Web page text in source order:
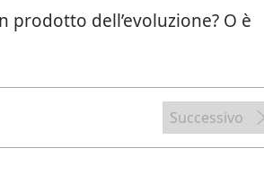
prodotto dell’evoluzione? O è
Successivo